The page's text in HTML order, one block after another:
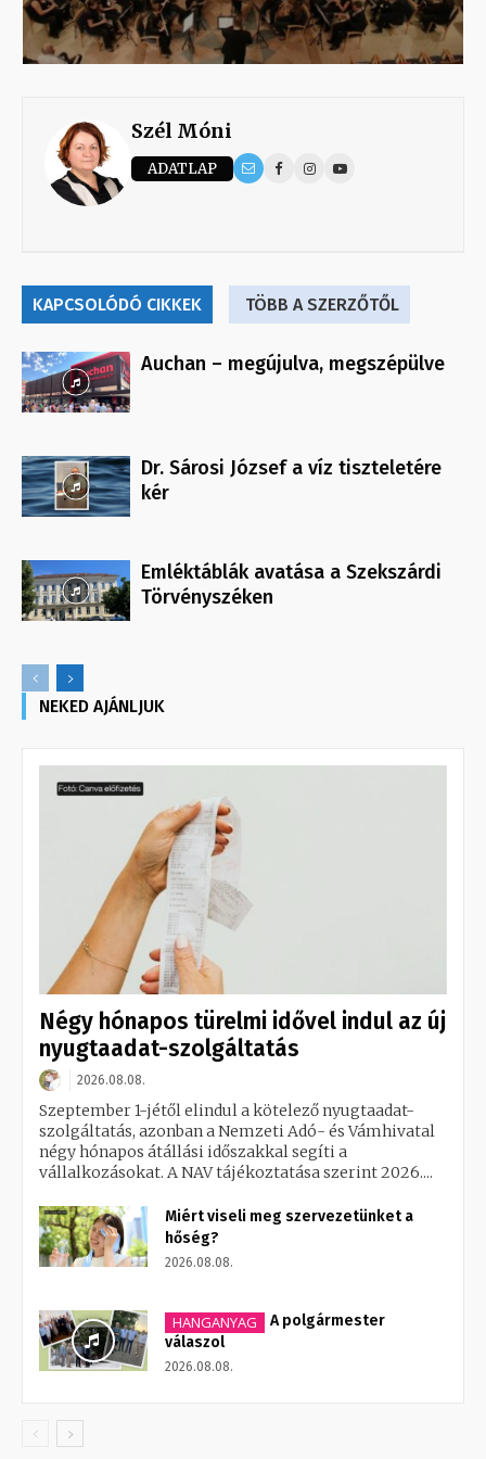
Szél Móni
ADATLAP
KAPCSOLÓDÓ CIKKEK TÖBB A SZERZŐTŐL
Auchan – megújulva, megszépülve
Dr. Sárosi József a víz tiszteletére
kér
Emléktáblák avatása a Szekszárdi
Törvényszéken
NEKED AJÁNLJUK
Négy hónapos türelmi idővel indul az új
nyugtaadat-szolgáltatás
2026.08.08.
Szeptember 1-jétől elindul a kötelező nyugtaadat-
szolgáltatás, azonban a Nemzeti Adó- és Vámhivatal
négy hónapos átállási időszakkal segíti a
vállalkozásokat. A NAV tájékoztatása szerint 2026....
Miért viseli meg szervezetünket a
hőség?
2026.08.08.
HANGANYAG
A polgármester
válaszol
2026.08.08.